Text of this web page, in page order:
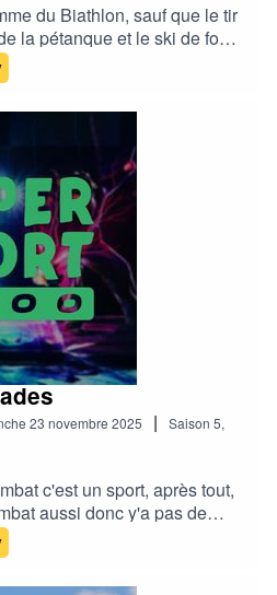
du Biathlon, sauf que le tir
la pétanque et le ski de fond
le titre explique très bien
:
: Funky
Wombat
23 novembre 2025 | Saison 5,
c'est un sport, après tout,
aussi donc y'a pas de
:
: Funky
Wombat